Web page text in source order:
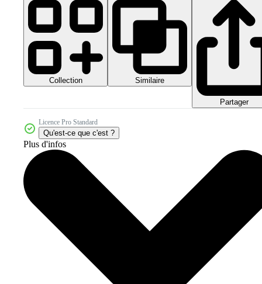
Collection Similaire
Partager
Licence Pro Standard
Qu'est-ce que c'est ?
Plus d'infos